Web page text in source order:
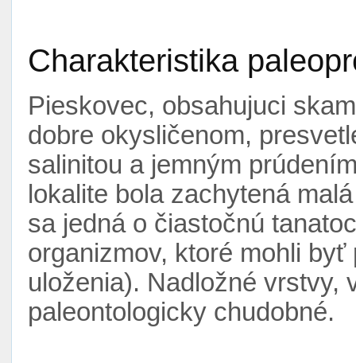
Charakteristika
Pieskovec, obsahujuci
dobre okysličenom,
salinitou a jemným
lokalite bola zachytená
sa jedná o čiastočnú
organizmov, ktoré mohli
uloženia). Nadložné vrstvy,
paleontologicky chudobné.